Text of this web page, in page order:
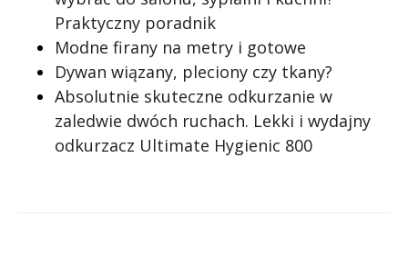
Praktyczny poradnik
Modne firany na metry i gotowe
Dywan wiązany, pleciony czy tkany?
Absolutnie skuteczne odkurzanie w
zaledwie dwóch ruchach. Lekki i wydajny
odkurzacz Ultimate Hygienic 800